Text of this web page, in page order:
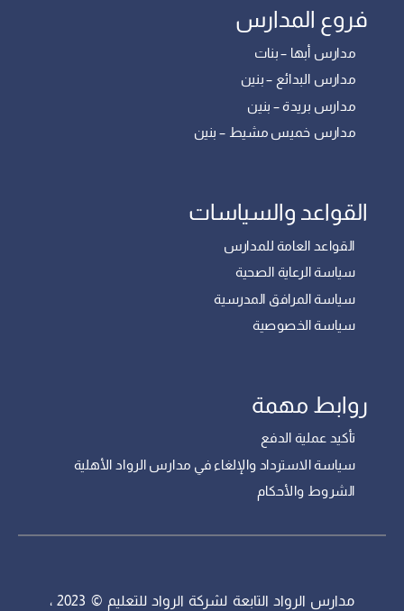
فروع المدارس
مدارس أبها – بنات
مدارس البدائع – بنين
مدارس بريدة – بنين
مدارس خميس مشيط – بنين
القواعد والسياسات
القواعد العامة للمدارس
سياسة الرعاية الصحية
سياسة المرافق المدرسية
سياسة الخصوصية
روابط مهمة
تأكيد عملية الدفع
سياسة الاسترداد والإلغاء في مدارس الرواد الأهلية
الشروط والأحكام
مدارس الرواد التابعة لشركة الرواد للتعليم © 2023 ،